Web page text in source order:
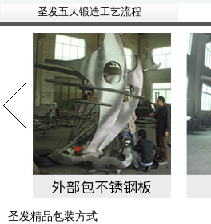
圣发五大锻造工艺流程
圣发精品包装方式